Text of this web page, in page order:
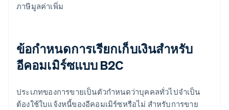
ภาษีมูลค่าเพิ่ม
ข้อกำหนดการเรียกเก็บเงินสำหรับ
อีคอมเมิร์ซแบบ B2C
ประเภทของการขายเป็นตัวกำหนดว่าบุคคลทั่วไปจำเป็น
ต้องใช้ใบแจ้งหนี้ของอีคอมเมิร์ซหรือไม่ สำหรับการขาย